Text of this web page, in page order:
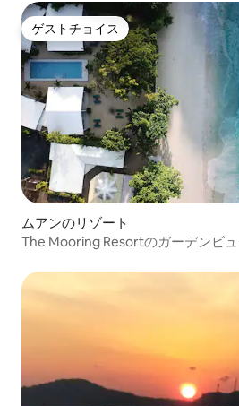
ゲストチョイス
ゲストチョイス
ムアンのリゾート
The Mooring Resortのガーデンビ